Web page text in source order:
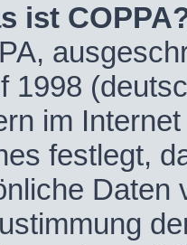
ist
1998
im
festlegt,
Daten